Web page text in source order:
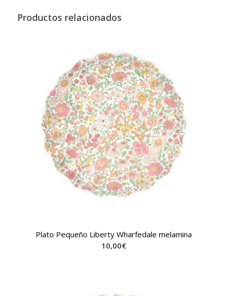
Productos relacionados
Plato Pequeño Liberty Wharfedale melamina
10,00€